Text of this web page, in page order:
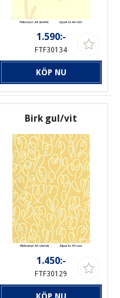
1.590:-
FTF30134
KÖP NU
Birk gul/vit
1.450:-
FTF30129